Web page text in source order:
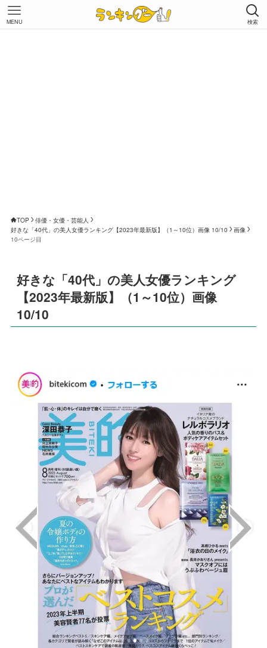
検索
MENU
TOP
俳優・女優・芸能人
好きな「40代」の美人女優ランキング【2023年最新版】（1～10位）画像 10/10
画像
10ページ目
好きな「40代」の美人女優ランキング
【2023年最新版】（1～10位）画像
10/10